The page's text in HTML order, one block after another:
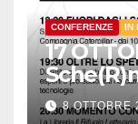
CONFERENZE IN
17
8 OTTOBRE